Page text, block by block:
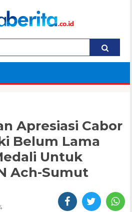
Apresiasi Cabor
Belum Lama
Untuk
Ach-Sumut